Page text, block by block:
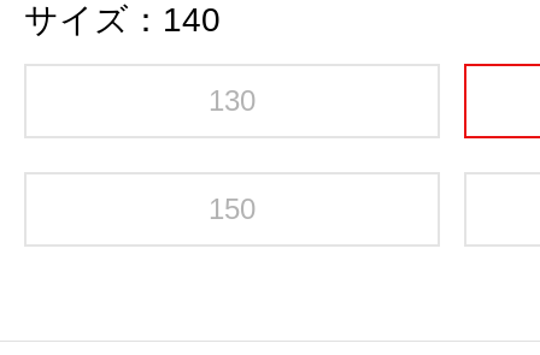
サイズ： 140
130
150